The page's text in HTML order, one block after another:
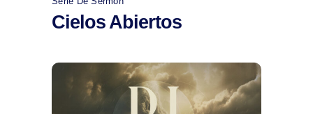
Cielos Abiertos